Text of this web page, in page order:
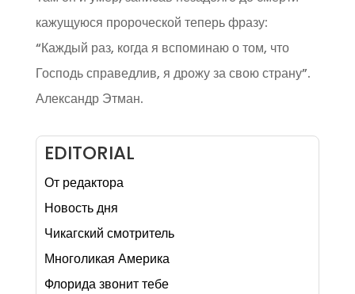
кажущуюся пророческой теперь фразу:
“Каждый раз, когда я вспоминаю о том, что
Господь справедлив, я дрожу за свою страну”.
Александр Этман.
EDITORIAL
От редактора
Новость дня
Чикагский смотритель
Многоликая Америка
Флорида звонит тебе